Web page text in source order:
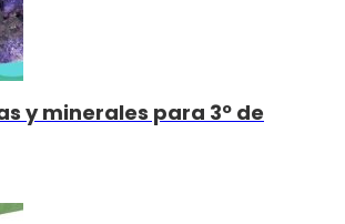
y minerales para 3º de